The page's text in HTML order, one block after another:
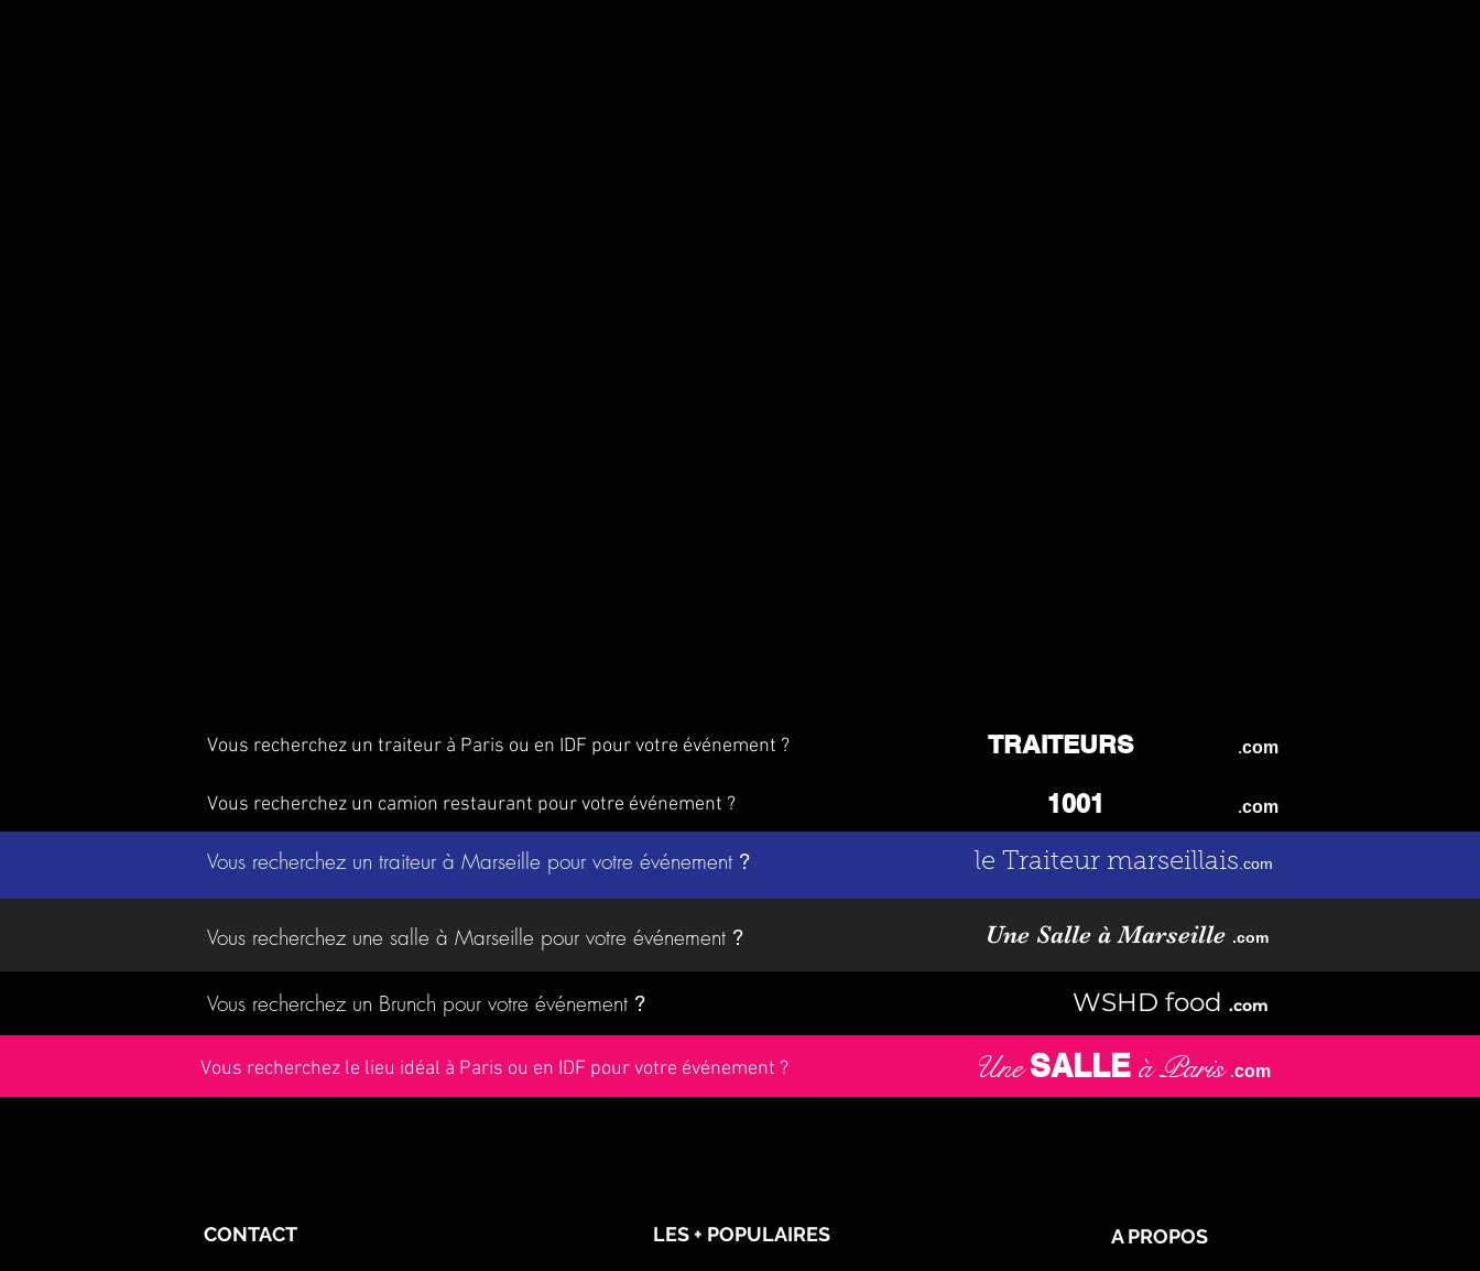
Vous recherchez un traiteur à Paris ou en IDF pour votre événement ? TRAITEURS .com
Vous recherchez un camion restaurant pour votre événement ? 1001 .com
Vous recherchez un traiteur à Marseille pour votre événement ? le Traiteur marseillais .com
Vous recherchez une salle à Marseille pour votre événement ? Une Salle à Marseille .com
Vous recherchez un Brunch pour votre événement ? WSHD food .com
Vous recherchez le lieu idéal à Paris ou en IDF pour votre événement ? Une SALLE à Paris .com
CONTACT LES + POPULAIRES A PROPOS